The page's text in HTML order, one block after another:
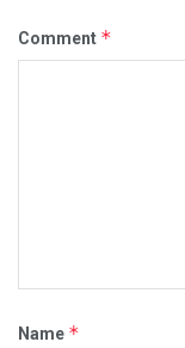
Comment *
Name *